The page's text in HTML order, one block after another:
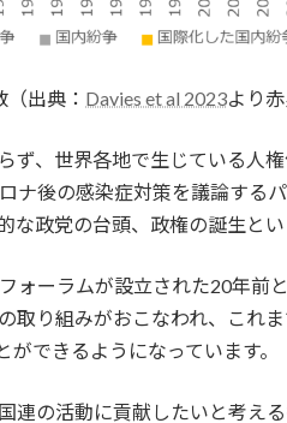
出典： Davies et al 2023より赤
、世界各地で生じている人
後の感染症対策を議論する
政党の台頭、政権の誕生とい
ーラムが設立された20年前
り組みがおこなわれ、これ
できるようになっています。
の活動に貢献したいと考え